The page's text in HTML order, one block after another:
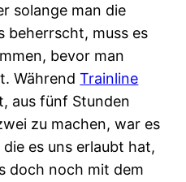
solange man die
beherrscht, muss es
bevor man
WährendTrainline
aus fünf Stunden
zu machen, war es
die es uns erlaubt hat,
doch noch mit dem